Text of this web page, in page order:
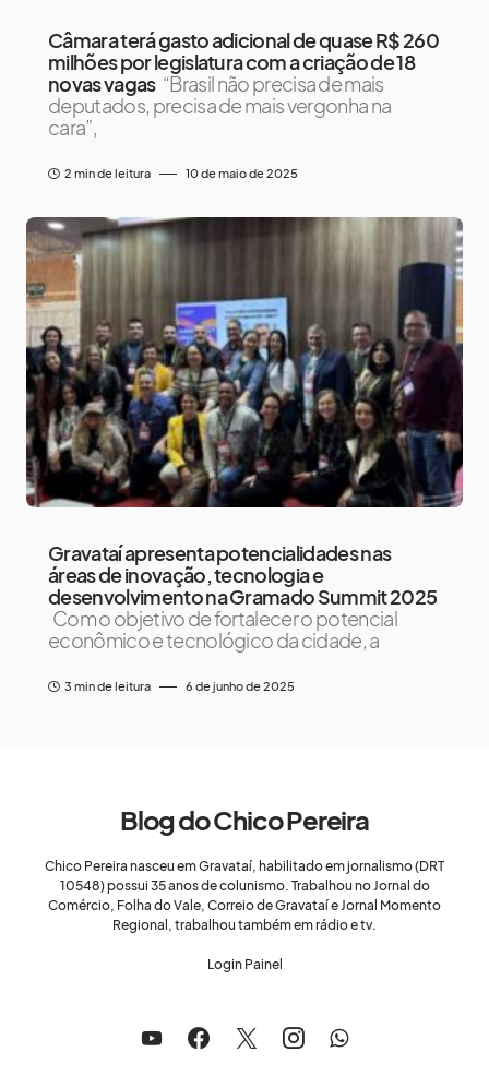
Câmara terá gasto adicional de quase R$ 260
milhões por legislatura com a criação de 18
novas vagas “Brasil não precisa de mais
deputados, precisa de mais vergonha na
cara”,
2 min de leitura 10 de maio de 2025
Gravataí apresenta potencialidades nas
áreas de inovação, tecnologia e
desenvolvimento na Gramado Summit 2025
Com o objetivo de fortalecer o potencial
econômico e tecnológico da cidade, a
3 min de leitura 6 de junho de 2025
Blog do Chico Pereira
Chico Pereira nasceu em Gravataí, habilitado em jornalismo (DRT
10548) possui 35 anos de colunismo. Trabalhou no Jornal do
Comércio, Folha do Vale, Correio de Gravataí e Jornal Momento
Regional, trabalhou também em rádio e tv.
Login Painel